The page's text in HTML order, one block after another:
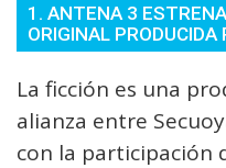
1. ANTENA 3
ORIGINAL PRODUCIDA
La ficción es una
alianza entre
con la participación